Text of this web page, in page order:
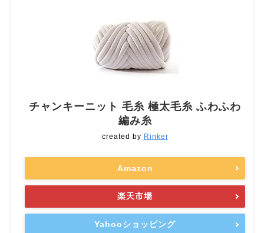
チャンキーニット 毛糸 極太毛糸 ふわふわ
編み糸
created by Rinker
Amazon
楽天市場
Yahooショッピング